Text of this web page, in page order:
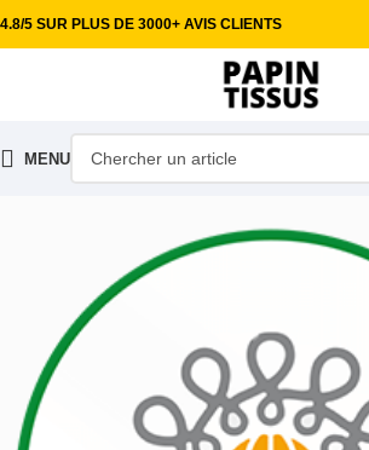
4.8/5 SUR PLUS DE 3000+ AVIS CLIENTS
MENU